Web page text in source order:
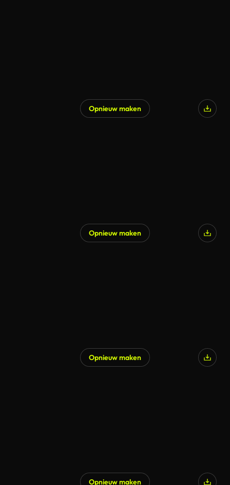
Opnieuw maken
Opnieuw maken
Opnieuw maken
Opnieuw maken